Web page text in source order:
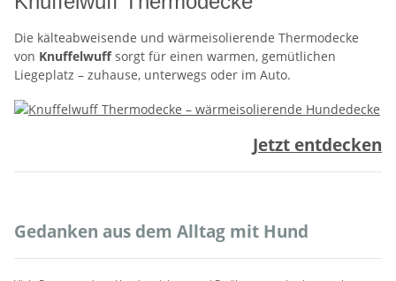
Die kälteabweisende und wärmeisolierende Thermodecke
von Knuffelwuffsorgt für einen warmen, gemütlichen
Liegeplatz – zuhause, unterwegs oder im Auto.
Jetzt entdecken
Gedanken aus dem Alltag mit Hund